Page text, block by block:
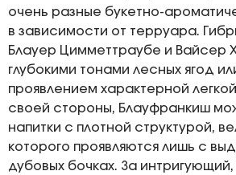
очень разные букетно-
в зависимости от терруара.
Блауер Цимметтраубе и Вайсер
глубокими тонами лесных ягод
проявлением характерной
своей стороны, Блауфранкиш
напитки с плотной структурой,
которого проявляются лишь с
дубовых бочках. За интригующий,